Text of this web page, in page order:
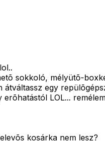
sokkoló, mélyütõ-
egy
LOL...
kosárka nem lesz?